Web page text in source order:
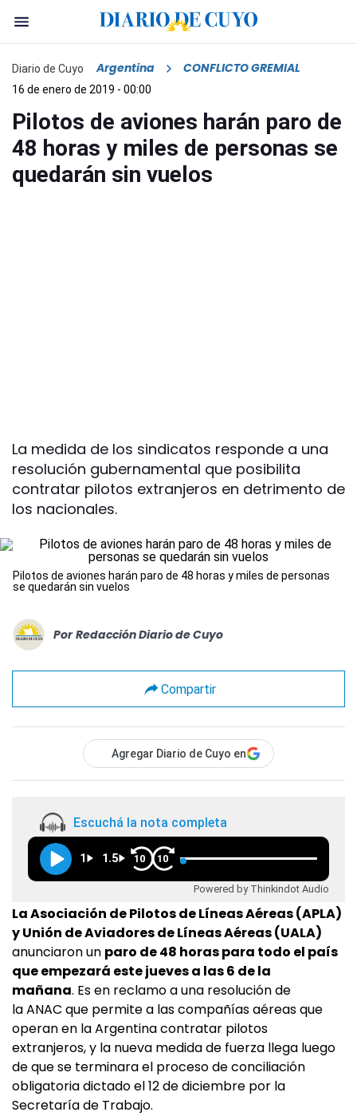
Diario de Cuyo Argentina CONFLICTO GREMIAL
16 de enero de 2019 - 00:00
Pilotos de aviones harán paro de
48 horas y miles de personas se
quedarán sin vuelos
La medida de los sindicatos responde a una
resolución gubernamental que posibilita
contratar pilotos extranjeros en detrimento de
los nacionales.
Pilotos de aviones harán paro de 48 horas y miles de personas
se quedarán sin vuelos
Por Redacción Diario de Cuyo
Compartir
Agregar Diario de Cuyo en
Escuchá la nota completa
1 1.5 10 10
Powered by Thinkindot Audio
La Asociación de Pilotos de Líneas Aéreas (APLA)
y Unión de Aviadores de Líneas Aéreas (UALA)
anunciaron un paro de 48 horas para todo el país
que empezará este jueves a las 6 de la
mañana. Es en reclamo a una resolución de
la ANAC que permite a las compañías aéreas que
operan en la Argentina contratar pilotos
extranjeros, y la nueva medida de fuerza llega luego
de que se terminara el proceso de conciliación
obligatoria dictado el 12 de diciembre por la
Secretaría de Trabajo.